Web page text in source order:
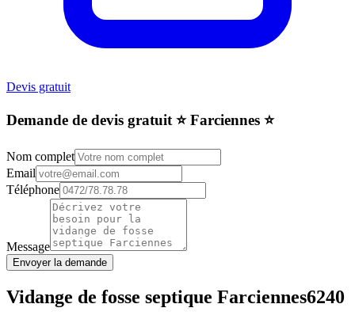
Devis gratuit
Demande de devis gratuit ⭐️ Farciennes ⭐️
Nom complet
Email
Téléphone
Message
Envoyer la demande
Vidange de fosse septique Farciennes6240